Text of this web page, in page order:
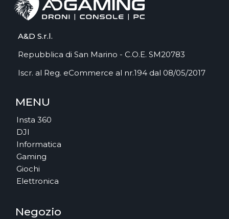
A&D S.r.l.
Repubblica di San Marino - C.O.E. SM20783
Iscr. al Reg. eCommerce al nr.194 dal 08/05/2017
MENU
Insta 360
DJI
Informatica
Gaming
Giochi
Elettronica
Negozio